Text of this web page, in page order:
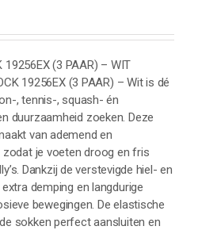
19256EX (3 PAAR) – WIT
19256EX (3 PAAR) – Wit is dé
, tennis-, squash- én
duurzaamheid zoeken. Deze
van ademend en
je voeten droog en fris
Dankzij de verstevigde hiel- en
demping en langdurige
bewegingen. De elastische
sokken perfect aansluiten en